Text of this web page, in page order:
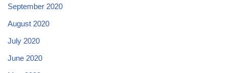
September 2020
August 2020
July 2020
June 2020